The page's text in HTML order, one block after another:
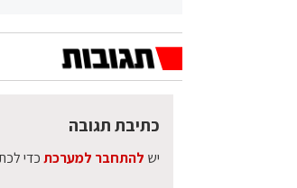
כתיבת תגובה
יש להתחבר למערכתכדי